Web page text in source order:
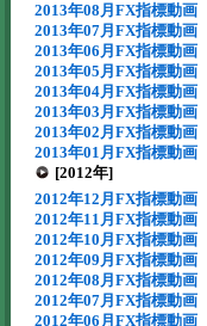
2013年08月FX指標動画
2013年07月FX指標動画
2013年06月FX指標動画
2013年05月FX指標動画
2013年04月FX指標動画
2013年03月FX指標動画
2013年02月FX指標動画
2013年01月FX指標動画
[2012年]
2012年12月FX指標動画
2012年11月FX指標動画
2012年10月FX指標動画
2012年09月FX指標動画
2012年08月FX指標動画
2012年07月FX指標動画
2012年06月FX指標動画